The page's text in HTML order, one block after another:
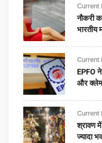
Current
नौकरी
भारतीय
Current
EPFO
और
Current
श्रावण
ज्यादा